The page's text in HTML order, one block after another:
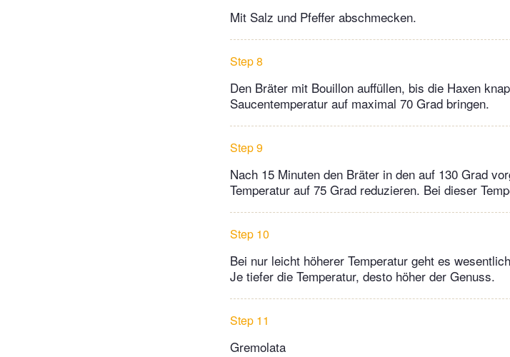
Mit Salz und Pfeffer abschmecken.
Step 8
Den Bräter mit Bouillon auffüllen, bis die Haxen
Saucentemperatur auf maximal 70 Grad bringen.
Step 9
Nach 15 Minuten den Bräter in den auf 130 Grad
Temperatur auf 75 Grad reduzieren. Bei dieser
Step 10
Bei nur leicht höherer Temperatur geht es
Je tiefer die Temperatur, desto höher der Genuss.
Step 11
Gremolata